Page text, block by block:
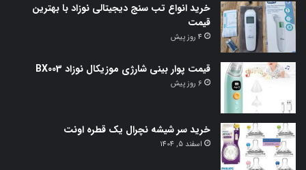
خرید انواع تب سنج دیجیتالی نوزاد با بهترین
قیمت
4 روز پیش
قیمت پوار بینی شارژی موزیکال نوزاد BX003
6 روز پیش
خرید سر شیشه نچرال یک قطره اونت
اسفند 5, 1404